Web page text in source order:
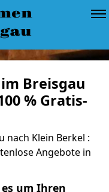
Breisgau
% Gratis-
nach Klein Berkel :
Angebote in
um Ihren